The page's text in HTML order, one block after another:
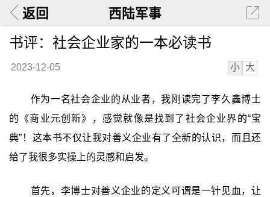
返回 西陆军事
书评：社会企业家的一本必读书
2023-12-05 小 大
作为一名社会企业的从业者，我刚读完了李久鑫博士
的《商业元创新》，感觉就像是找到了社会企业界的“宝
典”！这本书不仅让我对善义企业有了全新的认识，而且还
给了我很多实操上的灵感和启发。
首先，李博士对善义企业的定义可谓是一针见血，让